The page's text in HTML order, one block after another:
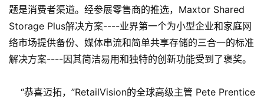
题是消费者渠道。经参展零售商的推选，Maxtor Shared
Storage Plus解决方案----业界第一个为小型企业和家庭网
络市场提供备份、媒体串流和简单共享存储的三合一的标准
解决方案----因其简洁易用和独特的创新功能受到了褒奖。
“恭喜迈拓，”RetailVision的全球高级主管 Pete Prentice